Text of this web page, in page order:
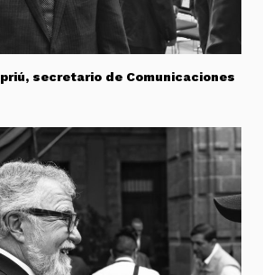
secretario de Comunicaciones